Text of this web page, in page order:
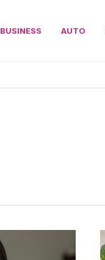
BUSINESS AUTO